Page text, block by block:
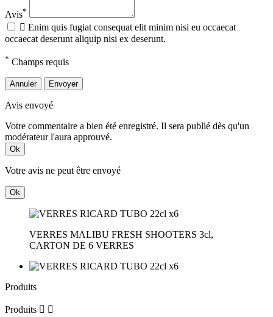
Avis*
 Enim quis fugiat consequat elit minim nisi eu occaecat
occaecat deserunt aliquip nisi ex deserunt.
* Champs requis
Annuler Envoyer
Avis envoyé
Votre commentaire a bien été enregistré. Il sera publié dès qu'un
modérateur l'aura approuvé.
Ok
Votre avis ne peut être envoyé
Ok
VERRES MALIBU FRESH SHOOTERS 3cl,
CARTON DE 6 VERRES
Produits
Produits  